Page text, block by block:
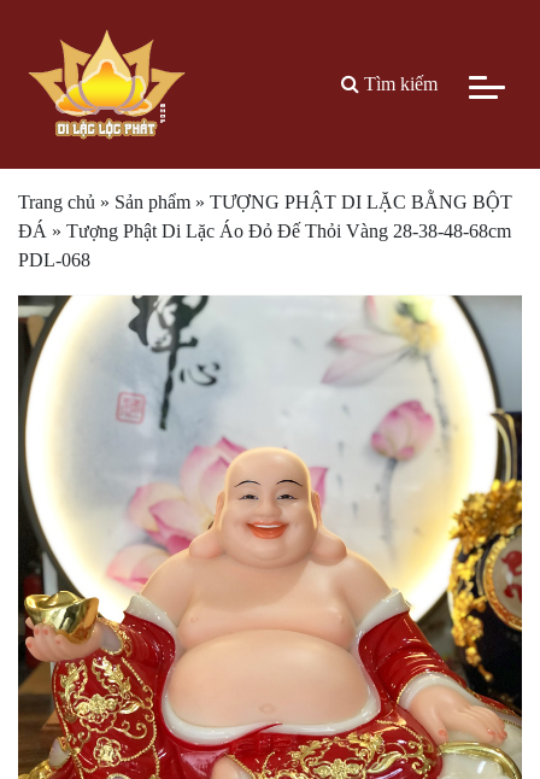
Tìm kiếm
Trang chủ » Sản phẩm » TƯỢNG PHẬT DI LẶC BẰNG BỘT
ĐÁ » Tượng Phật Di Lặc Áo Đỏ Đế Thỏi Vàng 28-38-48-68cm
PDL-068